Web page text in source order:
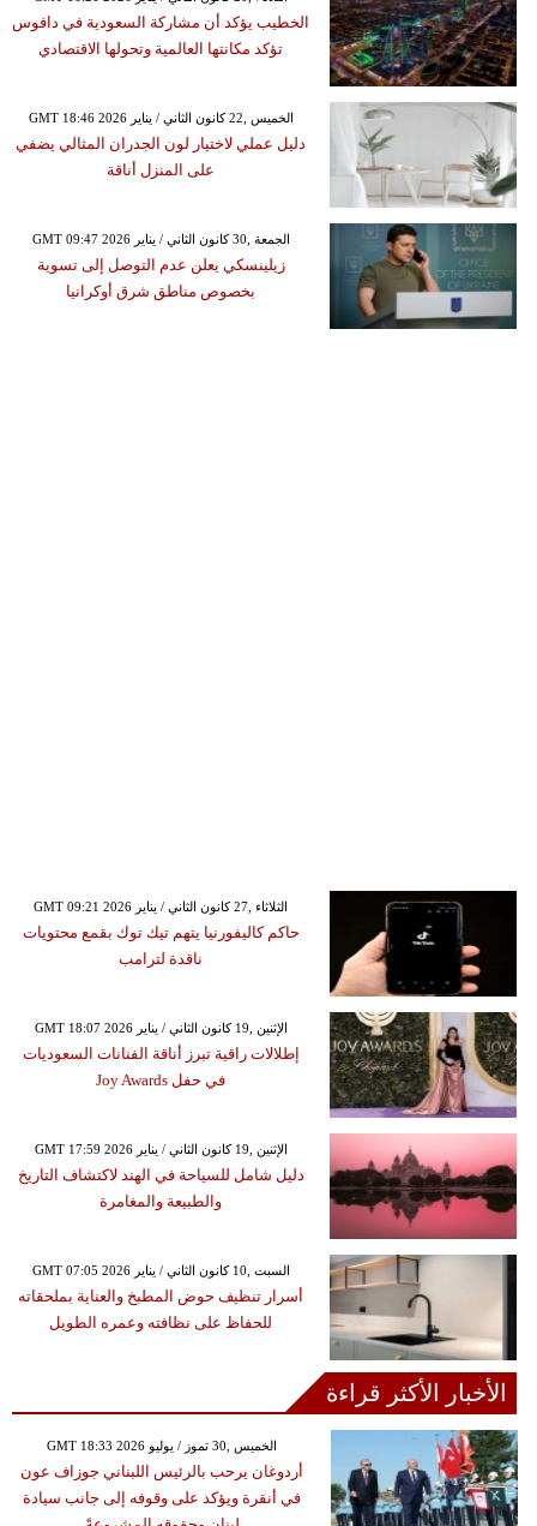
الخطيب يؤكد أن مشاركة السعودية في دافوس
تؤكد مكانتها العالمية وتحولها الاقتصادي
GMT 18:46 2026 الخميس ,22 كانون الثاني / يناير
دليل عملي لاختيار لون الجدران المثالي يضفي
على المنزل أناقة
GMT 09:47 2026 الجمعة ,30 كانون الثاني / يناير
زيلينسكي يعلن عدم التوصل إلى تسوية
بخصوص مناطق شرق أوكرانيا
GMT 09:21 2026 الثلاثاء ,27 كانون الثاني / يناير
حاكم كاليفورنيا يتهم تيك توك بقمع محتويات
ناقدة لترامب
GMT 18:07 2026 الإثنين ,19 كانون الثاني / يناير
إطلالات راقية تبرز أناقة الفنانات السعوديات
في حفل Joy Awards
GMT 17:59 2026 الإثنين ,19 كانون الثاني / يناير
دليل شامل للسياحة في الهند لاكتشاف التاريخ
والطبيعة والمغامرة
GMT 07:05 2026 السبت ,10 كانون الثاني / يناير
أسرار تنظيف حوض المطبخ والعناية بملحقاته
للحفاظ على نظافته وعمره الطويل
الأخبار الأكثر قراءة
GMT 18:33 2026 الخميس ,30 تموز / يوليو
أردوغان يرحب بالرئيس اللبناني جوزاف عون
في أنقرة ويؤكد على وقوفه إلى جانب سيادة